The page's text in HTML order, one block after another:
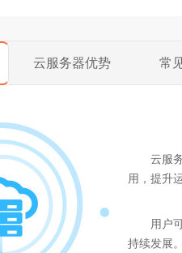
云服务器优势 常
云服
用，提升
用户
持续发展